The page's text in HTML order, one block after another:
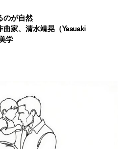
のが自然
家、清水靖晃（Yasuaki
学